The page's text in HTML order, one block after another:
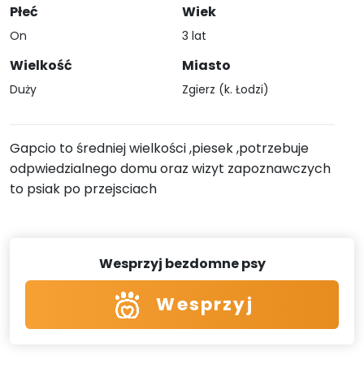
Płeć
On
Wielkość
Duży
Wiek
3 lat
Miasto
Zgierz (k. Łodzi)
Gapcio to średniej wielkości ,piesek ,potrzebuje
odpwiedzialnego domu oraz wizyt zapoznawczych
to psiak po przejsciach
Wesprzyj bezdomne psy
Wesprzyj